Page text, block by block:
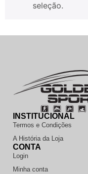
seleção.
INSTITUCIONAL
Termos e Condições
A História da Loja
CONTA
Login
Minha conta